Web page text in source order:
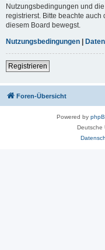
Nutzungsbedingungen und
registrierst. Bitte beachte
diesem Board bewegst.
Nutzungsbedingungen |
Registrieren
Foren-Übersicht
Powered by
Deutsche